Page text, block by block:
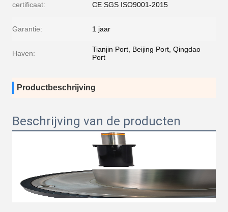
certificaat: CE SGS ISO9001-2015
Garantie: 1 jaar
Haven:
Tianjin Port, Beijing Port, Qingdao
Port
Productbeschrijving
Beschrijving van de producten